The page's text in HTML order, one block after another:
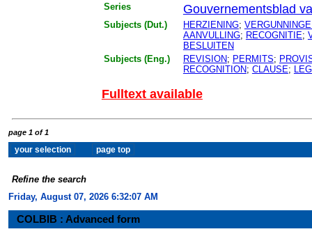
Series Gouvernementsblad
Subjects (Dut.) HERZIENING;
AANVULLING; RECOGNITIE;
BESLUITEN
Subjects (Eng.)
REVISION; PERMITS;
RECOGNITION; CLAUSE;
Fulltext available
page 1 of 1
Refine the search
Friday, August 07, 2026 6:32:07 AM
COLBIB : Advanced form